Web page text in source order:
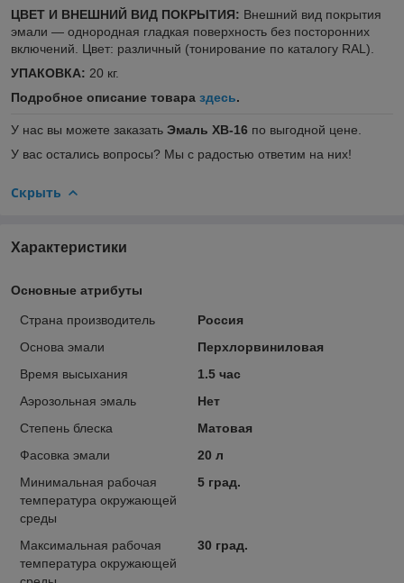
ЦВЕТ И ВНЕШНИЙ ВИД ПОКРЫТИЯ: Внешний вид покрытия
эмали — однородная гладкая поверхность без посторонних
включений. Цвет: различный (тонирование по каталогу RAL).
УПАКОВКА: 20 кг.
Подробное описание товара здесь.
У нас вы можете заказать Эмаль ХВ-16 по выгодной цене.
У вас остались вопросы? Мы с радостью ответим на них!
Скрыть
Характеристики
Основные атрибуты
Страна производитель
Россия
Основа эмали
Перхлорвиниловая
Время высыхания
1.5 час
Аэрозольная эмаль
Нет
Степень блеска
Матовая
Фасовка эмали
20 л
Минимальная рабочая
температура окружающей
среды
5 град.
Максимальная рабочая
температура окружающей
30 град.